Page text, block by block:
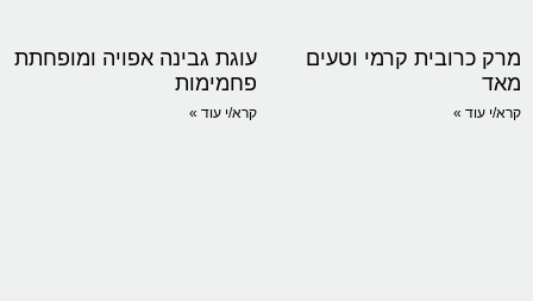
מרק כרובית קרמי וטעים
מאד
קרא/י עוד »
עוגת גבינה אפויה ומופחתת
פחמימות
קרא/י עוד »